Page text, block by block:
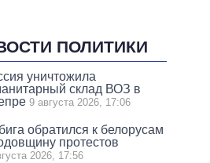
ПОЛИТИКИ
уничтожила
склад ВОЗ в
9 августа 2026, 17:06
обратился к белорусам
протестов
2026, 17:56